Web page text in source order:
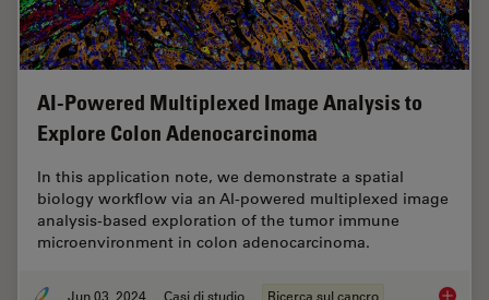
AI-Powered Multiplexed Image Analysis to
Explore Colon Adenocarcinoma
In this application note, we demonstrate a spatial
biology workflow via an AI-powered multiplexed image
analysis-based exploration of the tumor immune
microenvironment in colon adenocarcinoma.
Jun 03, 2024 Casi di studio Ricerca sul cancro AI-